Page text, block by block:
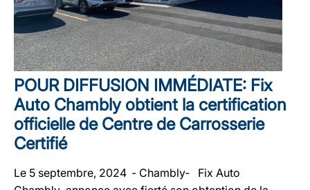
POUR DIFFUSION IMMÉDIATE: Fix
Auto Chambly obtient la certification
officielle de Centre de Carrosserie
Certifié
Le 5 septembre, 2024 ‐ Chambly‐ Fix Auto